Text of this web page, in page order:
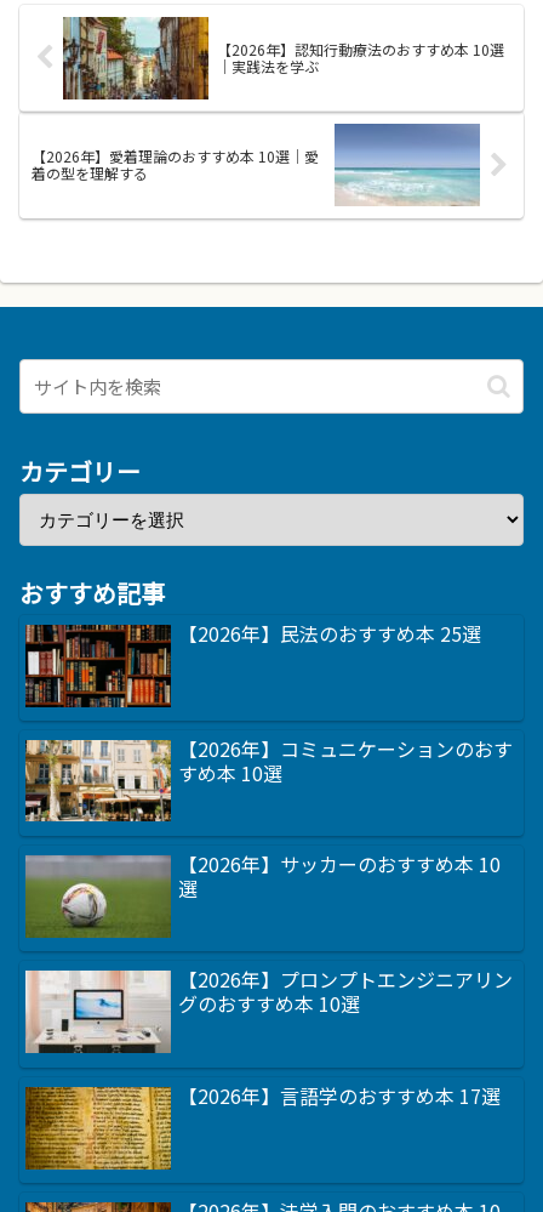
仕事、学びの場で役立つ基礎知識
が身につきます。実際の体験だ
け...
方...
【2026年】認知行動療法のおすすめ本 10選
｜実践法を学ぶ
【2026年】愛着理論のおすすめ本 10選｜愛
着の型を理解する
カテゴリー
おすすめ記事
【2026年】民法のおすすめ本 25選
【2026年】コミュニケーションのおす
すめ本 10選
【2026年】サッカーのおすすめ本 10
選
【2026年】プロンプトエンジニアリン
グのおすすめ本 10選
【2026年】言語学のおすすめ本 17選